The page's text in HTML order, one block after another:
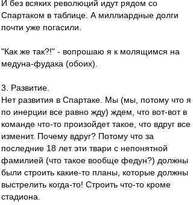
И без всяких революций идут рядом со
Спартаком в таблице. А миллиардные долги
почти уже погасили.
"Как же так?!" - вопрошаю я к молящимся на
медуна-фудака (обоих).
3. Развитие.
Нет развития в Спартаке. Мы (мы, потому что я
по инерции все равно жду) ждем, что вот-вот в
команде что-то произойдет такое, что вдруг все
изменит. Почему вдруг? Потому что за
последние 18 лет эти твари с непонятной
фамилией (что такое вообще федун?) должны
были строить какие-то планы, которые должны
выстрелить когда-то! Строить что-то кроме
стадиона.